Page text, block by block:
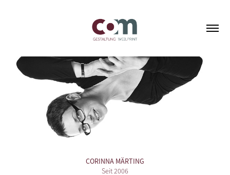
CORINNA MÄRTING
Seit 2006